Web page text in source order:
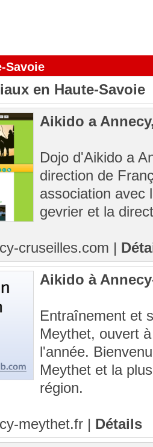
Savoie
en Haute-Savoie
Aikido a
Dojo d'Aikido a
direction de
association avec
gevrier et la
cruseilles.com |
Aikido à
Entraînement et
Meythet, ouvert
l'année.
Meythet et la
région.
meythet.fr | Détails